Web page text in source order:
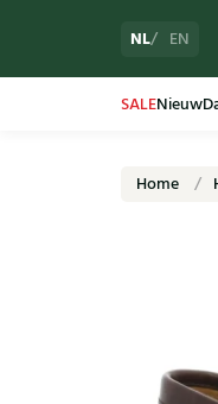
NL EN
SALENieuw
Home